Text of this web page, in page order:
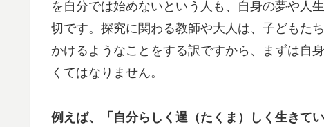
を自分では始めないという人も、自身の夢や人
切です。探究に関わる教師や大人は、子どもた
かけるようなことをする訳ですから、まずは自
くてはなりません。
例えば、「自分らしく逞（たくま）しく生きて